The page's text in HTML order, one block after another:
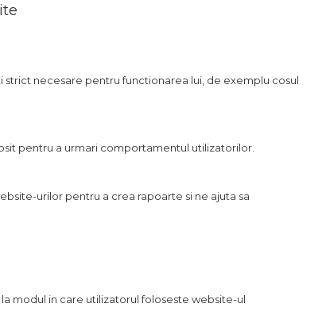
necesare pentru functionarea lui, de exemplu cosul
pentru a urmari comportamentul utilizatorilor.
urilor pentru a crea rapoarte si ne ajuta sa
modul in care utilizatorul foloseste website-ul